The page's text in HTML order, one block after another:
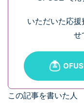
いただいた応援
せ
この記事を書いた人